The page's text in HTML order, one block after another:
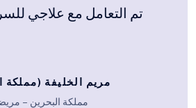
مريم الخليفة (مملكة
مملكة البحرين –